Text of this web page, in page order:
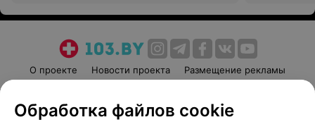
О проекте Новости проекта
Размещение рекламы
Пользовательское соглашение
Способы оплаты
Обработка файлов cookie